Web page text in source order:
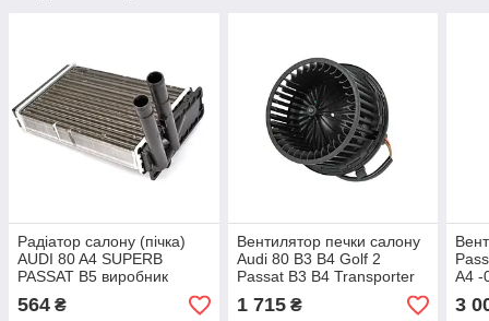
Радіатор салону (пічка)
AUDI 80 A4 SUPERB
PASSAT B5 виробник
LORO
564 ₴
Вентилятор печки салону
Audi 80 B3 B4 Golf 2
Passat B3 B4 Transporter
T4 (без кондиціонера)
1 715₴
A4 -
3